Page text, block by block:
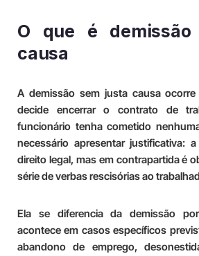
O que é
causa
A demissão sem justa causa
decide encerrar o contrato de
funcionário tenha cometido
necessário apresentar justificativa:
direito legal, mas em contrapartida é
série de verbas rescisórias ao
Ela se diferencia da demissão
acontece em casos específicos
abandono de emprego,